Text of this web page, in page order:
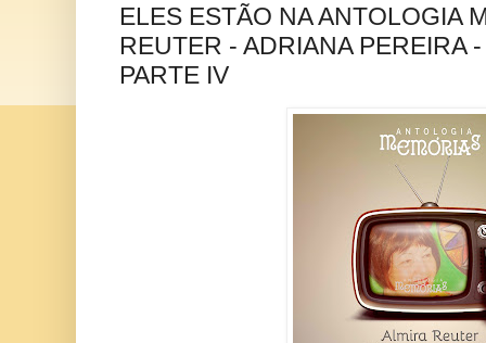
ELES ESTÃO NA ANTOLOGIA
REUTER - ADRIANA PEREIRA
PARTE IV